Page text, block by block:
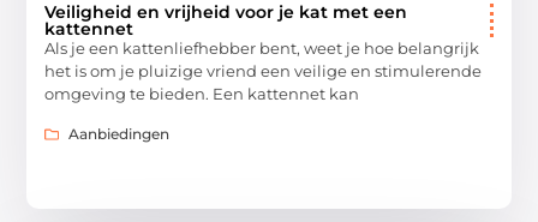
Veiligheid en vrijheid voor je kat met een
kattennet
Als je een kattenliefhebber bent, weet je hoe belangrijk
het is om je pluizige vriend een veilige en stimulerende
omgeving te bieden. Een kattennet kan
Aanbiedingen